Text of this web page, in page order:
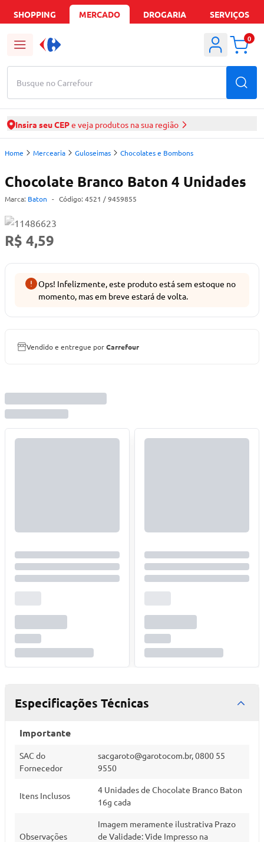
SHOPPING MERCADO DROGARIA SERVIÇOS
Busque no Carrefour
0
Insira seu CEPe veja produtos na sua região
Home Mercearia Guloseimas Chocolates e Bombons
Chocolate Branco Baton 4 Unidades
Marca: Baton - Código: 4521 / 9459855
R$ 4,59
Ops! Infelizmente, este produto está sem estoque no
momento, mas em breve estará de volta.
Vendido e entregue porCarrefour
Especificações Técnicas
Importante
SAC do
Fornecedor
sacgaroto@garotocom.br, 0800 55
9550
Itens Inclusos
4 Unidades de Chocolate Branco Baton
16g cada
Observações
Imagem meramente ilustrativa Prazo
de Validade: Vide Impresso na